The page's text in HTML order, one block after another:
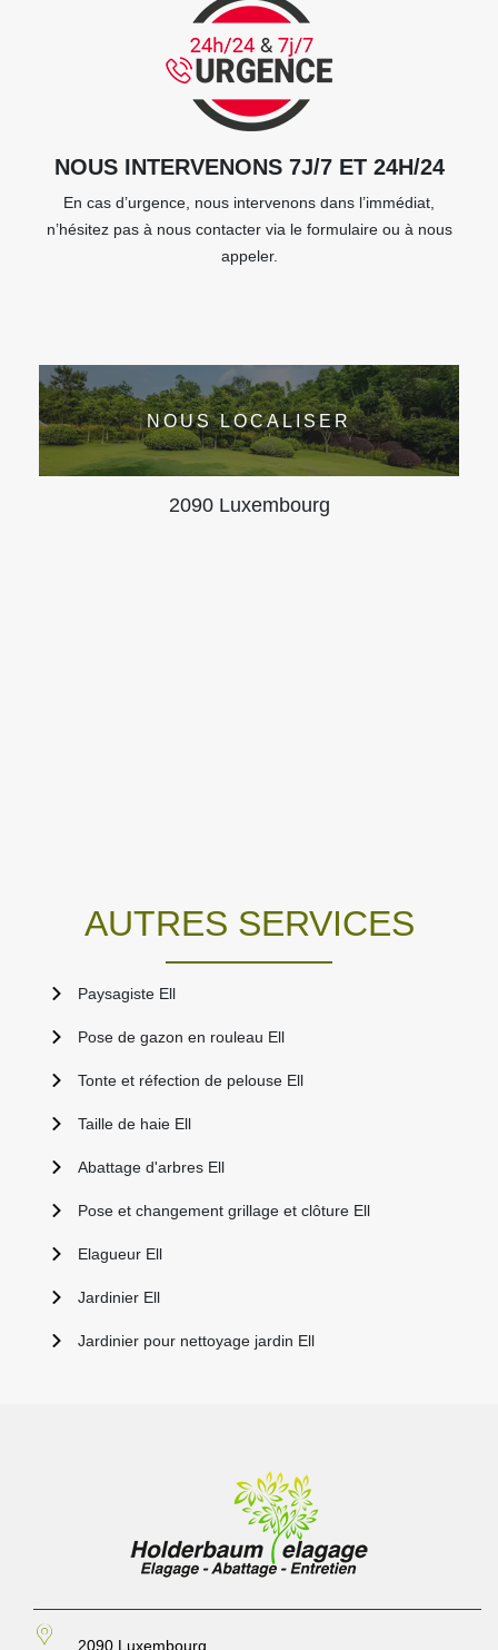
NOUS INTERVENONS 7J/7 ET 24H/24
En cas d’urgence, nous intervenons dans l’immédiat,
n’hésitez pas à nous contacter via le formulaire ou à nous
appeler.
NOUS LOCALISER
2090 Luxembourg
AUTRES SERVICES
Paysagiste Ell
Pose de gazon en rouleau Ell
Tonte et réfection de pelouse Ell
Taille de haie Ell
Abattage d'arbres Ell
Pose et changement grillage et clôture Ell
Elagueur Ell
Jardinier Ell
Jardinier pour nettoyage jardin Ell
2090 Luxembourg